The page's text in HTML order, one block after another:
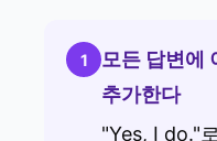
1
모든 답변에
추가한다
"Yes, I do."